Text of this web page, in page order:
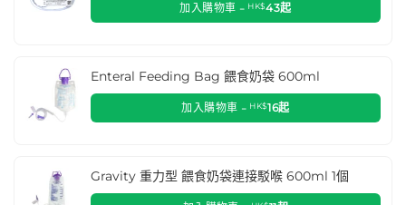
加入購物車 - HK$43起
Enteral Feeding Bag 餵食奶袋 600ml
加入購物車 - HK$16起
Gravity 重力型 餵食奶袋連接駁喉 600ml 1個